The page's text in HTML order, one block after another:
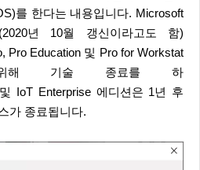
를 한다는 내용입니다. Microsoft
년 10월 갱신이라고도 함)
Pro Education 및 Pro for Workstat
해 기술 종료를 하
IoT Enterprise 에디션은 1년 후
가 종료됩니다.